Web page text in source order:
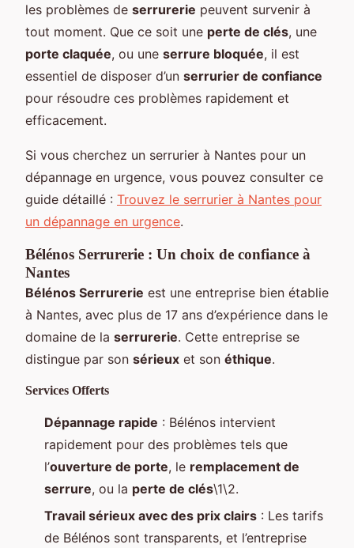
les problèmes de serrurerie peuvent survenir à
tout moment. Que ce soit une perte de clés, une
porte claquée, ou une serrure bloquée, il est
essentiel de disposer d’un serrurier de confiance
pour résoudre ces problèmes rapidement et
efficacement.
Si vous cherchez un serrurier à Nantes pour un
dépannage en urgence, vous pouvez consulter ce
guide détaillé : Trouvez le serrurier à Nantes pour
un dépannage en urgence.
Bélénos Serrurerie : Un choix de confiance à
Nantes
Bélénos Serrurerie est une entreprise bien établie
à Nantes, avec plus de 17 ans d’expérience dans le
domaine de la serrurerie. Cette entreprise se
distingue par son sérieux et son éthique.
Services Offerts
Dépannage rapide : Bélénos intervient
rapidement pour des problèmes tels que
l’ouverture de porte, le remplacement de
serrure, ou la perte de clés\1\2.
Travail sérieux avec des prix clairs : Les tarifs
de Bélénos sont transparents, et l’entreprise